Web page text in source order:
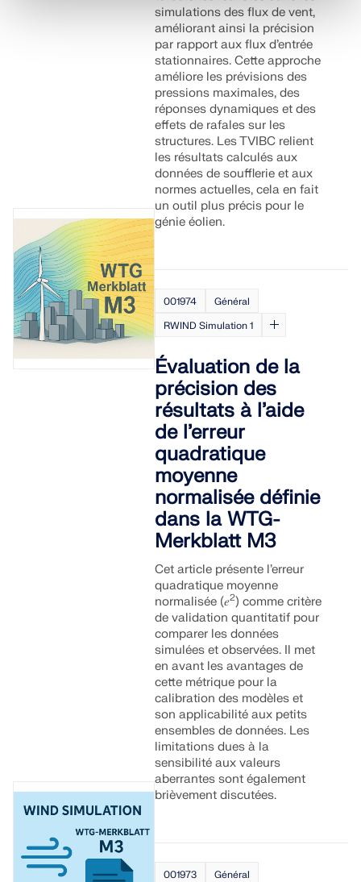
simulations des flux de vent,
améliorant ainsi la précision
par rapport aux flux d’entrée
stationnaires. Cette approche
améliore les prévisions des
pressions maximales, des
réponses dynamiques et des
effets de rafales sur les
structures. Les TVIBC relient
les résultats calculés aux
données de soufflerie et aux
normes actuelles, cela en fait
un outil plus précis pour le
génie éolien.
001974
Général
RWIND Simulation 1
Évaluation de la
précision des
résultats à l’aide
de l’erreur
quadratique
moyenne
normalisée définie
dans la WTG-
Merkblatt M3
Cet article présente l’erreur
quadratique moyenne
normalisée (𝑒2) comme critère
de validation quantitatif pour
comparer les données
simulées et observées. Il met
en avant les avantages de
cette métrique pour la
calibration des modèles et
son applicabilité aux petits
ensembles de données. Les
limitations dues à la
sensibilité aux valeurs
aberrantes sont également
brièvement discutées.
001973
Général